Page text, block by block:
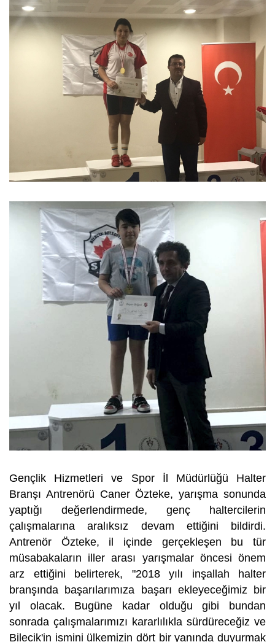
Gençlik Hizmetleri ve Spor İl Müdürlüğü Halter
Branşı Antrenörü Caner Özteke, yarışma sonunda
yaptığı değerlendirmede, genç haltercilerin
çalışmalarına aralıksız devam ettiğini bildirdi.
Antrenör Özteke, il içinde gerçekleşen bu tür
müsabakaların iller arası yarışmalar öncesi önem
arz ettiğini belirterek, "2018 yılı inşallah halter
branşında başarılarımıza başarı ekleyeceğimiz bir
yıl olacak. Bugüne kadar olduğu gibi bundan
sonrada çalışmalarımızı kararlılıkla sürdüreceğiz ve
Bilecik'in ismini ülkemizin dört bir yanında duyurmak